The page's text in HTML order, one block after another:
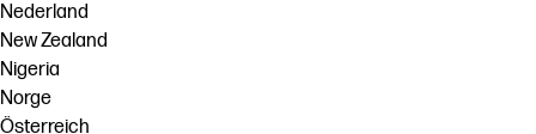
Nederland
New Zealand
Nigeria
Norge
Österreich